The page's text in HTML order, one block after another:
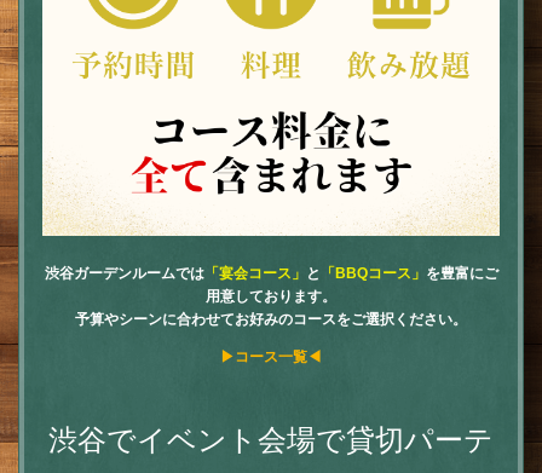
渋谷ガーデンルームでは「宴会コース」 と 「BBQコース」 を豊富にご
用意しております。
予算やシーンに合わせてお好みのコースをご選択ください。
▶コース一覧◀
渋谷でイベント会場で貸切パーテ